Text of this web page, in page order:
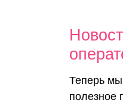
Теперь
полезное